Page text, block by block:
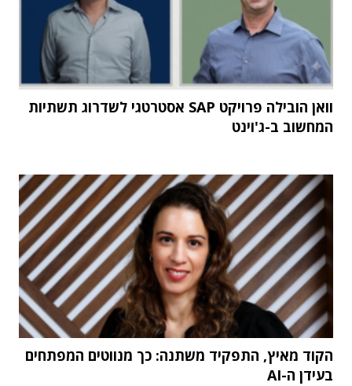
וואן הובילה פרויקט SAP אסטרטגי לשדרוג תשתיות
המחשוב ב-ג'וינט
הקוד מאיץ, התפקיד משתנה: כך מנווטים המפתחים
בעידן ה-AI